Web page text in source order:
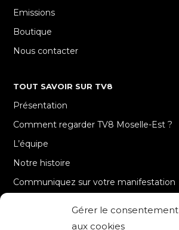
Gérer le consentement
aux cookies
Emissions
Boutique
Nous contacter
TOUT SAVOIR SUR TV8
Présentation
Comment regarder TV8 Moselle-Est ?
L’équipe
Notre histoire
Communiquez sur votre manifestation